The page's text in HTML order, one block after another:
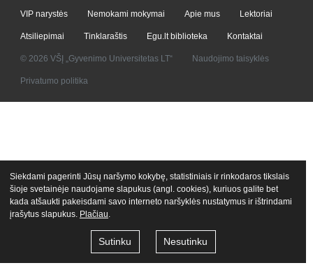
VIP narystės Nemokami mokymai Apie mus Lektoriai
Atsiliepimai Tinklaraštis Egu.lt biblioteka Kontaktai
© 2026 VŠĮ „Gyvenimo Universitetas LT“ Naudojimo taisyklės
Privatumo politika
Siekdami pagerinti Jūsų naršymo kokybę, statistiniais ir rinkodaros tikslais
šioje svetainėje naudojame slapukus (angl. cookies), kuriuos galite bet
kada atšaukti pakeisdami savo interneto naršyklės nustatymus ir ištrindami
įrašytus slapukus. Plačiau
Sutinku Nesutinku